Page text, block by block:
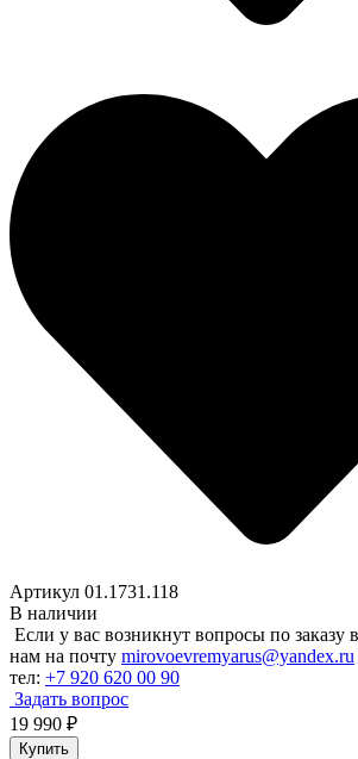
Артикул 01.1731.118
В наличии
Если у вас возникнут вопросы по заказу
нам на почту mirovoevremyarus@yandex.ru
тел: +7 920 620 00 90
Задать вопрос
19 990 ₽
Купить